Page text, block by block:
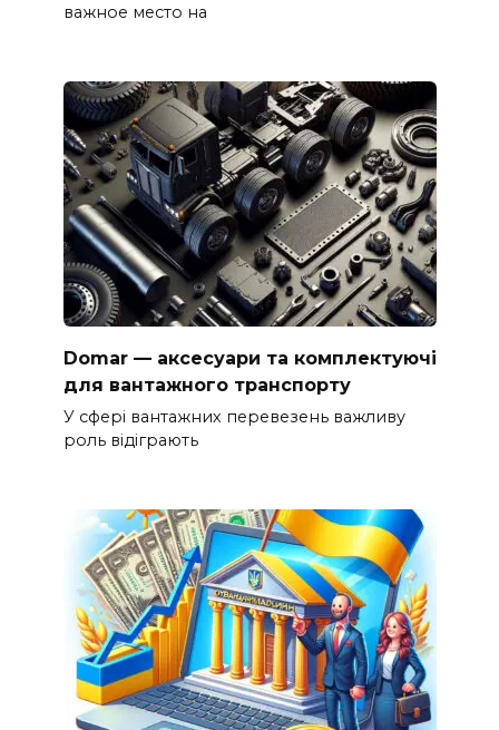
важное место на
Domar — аксесуари та комплектуючі
для вантажного транспорту
У сфері вантажних перевезень важливу
роль відіграють